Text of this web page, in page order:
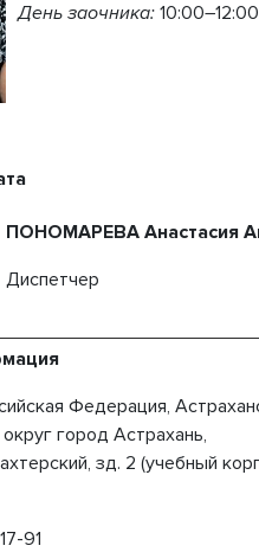
День заочника: 10:00–12:00
ПОНОМАРЕВА Анастасия
Диспетчер
Федерация,
город Астрахань,
зд. 2 (учебный
91